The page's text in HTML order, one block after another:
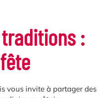
:
vous invite à partager des